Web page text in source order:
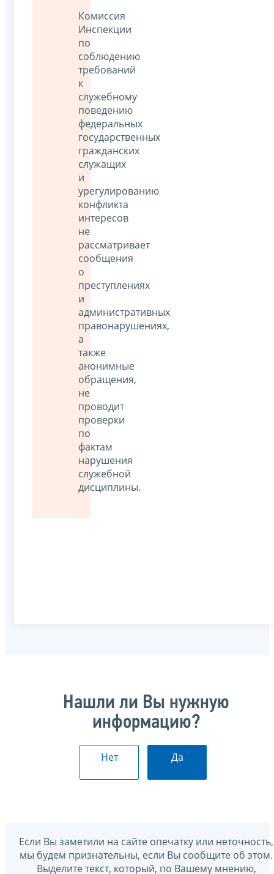
Комиссия
Инспекции
по
соблюдению
требований
к
служебному
поведению
федеральных
государственных
гражданских
служащих
и
урегулированию
конфликта
интересов
не
рассматривает
сообщения
о
преступлениях
и
административных
правонарушениях,
а
также
анонимные
обращения,
не
проводит
проверки
по
фактам
нарушения
служебной
дисциплины.
Нашли ли Вы нужную
информацию?
Нет Да
Если Вы заметили на сайте опечатку или неточность,
мы будем признательны, если Вы сообщите об этом.
Выделите текст, который, по Вашему мнению,